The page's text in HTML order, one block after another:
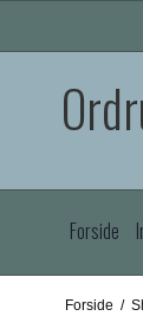
Forside
Forside /